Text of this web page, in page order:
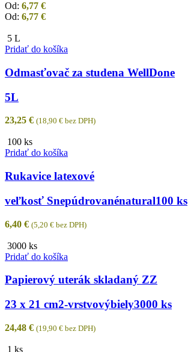
Od: 6,77 €
Od: 6,77 €
5 L
Pridať do košíka
Odmasťovač za studena WellDone
5L
23,25 € (18,90 € bez DPH)
100 ks
Pridať do košíka
Rukavice latexové
veľkosť Snepúdrovanénatural100 ks
6,40 € (5,20 € bez DPH)
3000 ks
Pridať do košíka
Papierový uterák skladaný ZZ
23 x 21 cm2-vrstvovýbiely3000 ks
24,48 € (19,90 € bez DPH)
1 ks